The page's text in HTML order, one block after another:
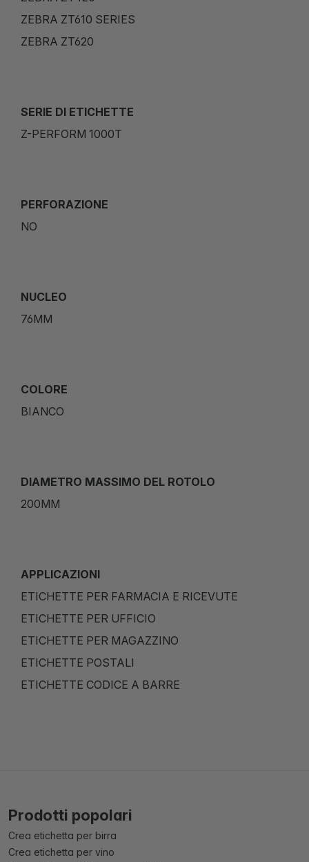
ZEBRA ZT610 SERIES
ZEBRA ZT620
SERIE DI ETICHETTE
Z-PERFORM 1000T
PERFORAZIONE
NO
NUCLEO
76MM
COLORE
BIANCO
DIAMETRO MASSIMO DEL ROTOLO
200MM
APPLICAZIONI
ETICHETTE PER FARMACIA E RICEVUTE
ETICHETTE PER UFFICIO
ETICHETTE PER MAGAZZINO
ETICHETTE POSTALI
ETICHETTE CODICE A BARRE
Prodotti popolari
Crea etichetta per birra
Crea etichetta per vino